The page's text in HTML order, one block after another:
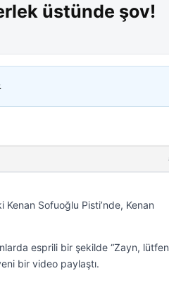
üstünde şov!
Kenan Sofuoğlu Pisti’nde, Kenan
esprili bir şekilde “Zayn,
bir video paylaştı.